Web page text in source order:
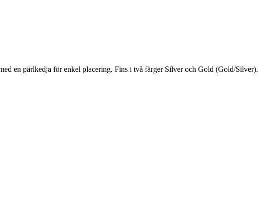
en pärlkedja för enkel placering. Fins i två färger Silver och Gold (Gold/Silver).